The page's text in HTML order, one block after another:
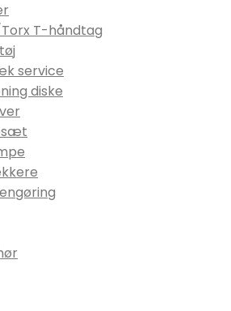
T-håndtag
service
diske